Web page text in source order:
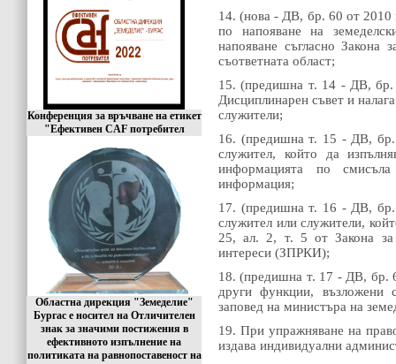
Конференция за връчване на етикет
"Ефективен CAF потребител
Областна дирекция "Земеделие"
Бургас е носител на Отличителен
знак за значими постижения в
ефективното изпълнение на
политиката на равнопоставеност на
14. (нова - ДВ, бр. 60 от 2010
по напояване на
напояване съгласно Закона
съответната област;
15. (предишна т. 14 - ДВ, бр.
Дисциплинарен съвет и
служители;
16. (предишна т. 15 - ДВ, бр.
служител, който да
информацията по
информация;
17. (предишна т. 16 - ДВ, бр.
служител или служители,
25, ал. 2, т. 5 от Закона за
интереси (ЗПРКИ);
18. (предишна т. 17 - ДВ, бр.
други функции, възложени
заповед на министъра на
19. При упражняване на
издава индивидуални